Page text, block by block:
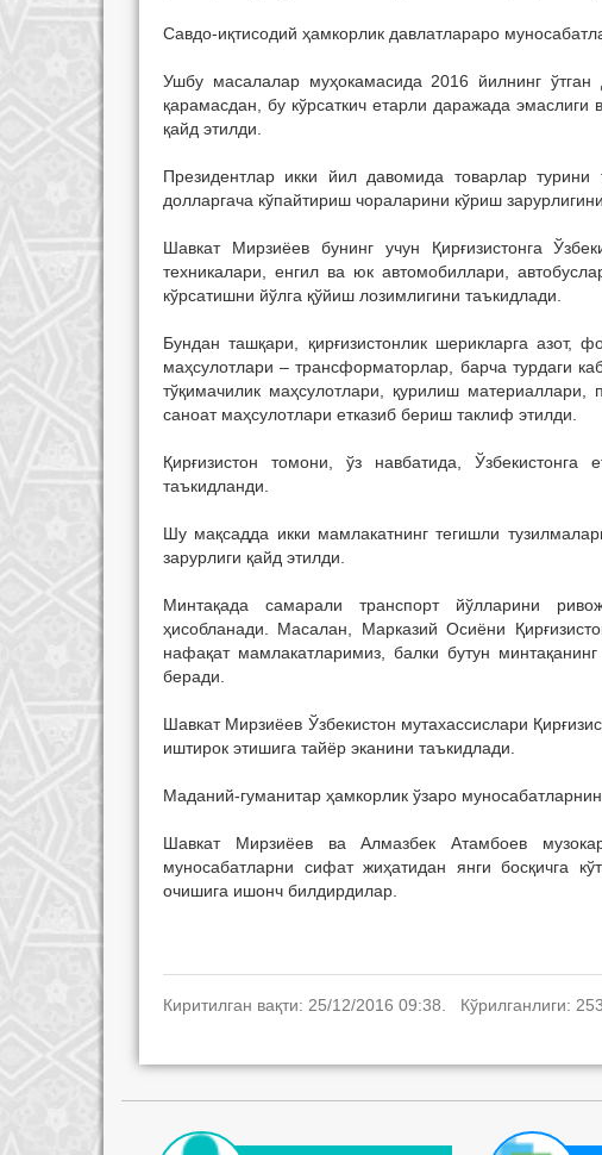
Савдо-иқтисодий ҳамкорлик давлатлараро
Ушбу масалалар муҳокамасида 2016 йилнинг
қарамасдан, бу кўрсаткич етарли даражада
қайд этилди.
Президентлар икки йил давомида товарлар
долларгача кўпайтириш чораларини кўриш
Шавкат Мирзиёев бунинг учун Қирғизистонга
техникалари, енгил ва юк автомобиллари,
кўрсатишни йўлга қўйиш лозимлигини таъкидлади.
Бундан ташқари, қирғизистонлик шерикларга азот,
маҳсулотлари – трансформаторлар, барча турдаги
тўқимачилик маҳсулотлари, қурилиш
саноат маҳсулотлари етказиб бериш таклиф этилди.
Қирғизистон томони, ўз навбатида, Ўзбекистонга
таъкидланди.
Шу мақсадда икки мамлакатнинг тегишли
зарурлиги қайд этилди.
Минтақада самарали транспорт йўлларини
ҳисобланади. Масалан, Марказий Осиёни
нафақат мамлакатларимиз, балки бутун
беради.
Шавкат Мирзиёев Ўзбекистон мутахассислари
иштирок этишига тайёр эканини таъкидлади.
Маданий-гуманитар ҳамкорлик ўзаро
Шавкат Мирзиёев ва Алмазбек Атамбоев
муносабатларни сифат жиҳатидан янги босқичга
очишига ишонч билдирдилар.
Киритилган вақти: 25/12/2016 09:38. Кўрилганлиги: